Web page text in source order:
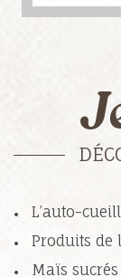
L’auto-
Produits de
Maïs sucrés